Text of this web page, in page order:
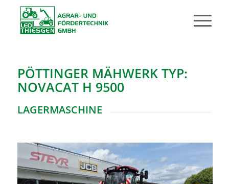
PÖTTINGER MÄHWERK TYP:
NOVACAT H 9500
LAGERMASCHINE